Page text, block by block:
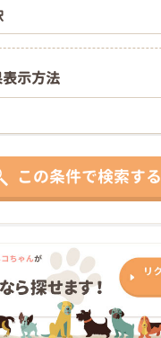
示方法
この条件で検索する